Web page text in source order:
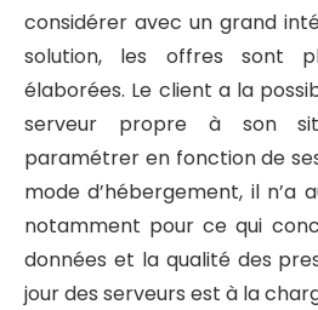
considérer avec un grand
solution, les offres sont
élaborées. Le client a la
serveur propre à son
paramétrer en fonction de
mode d’hébergement, il n’a
notamment pour ce qui
données et la qualité des
jour des serveurs est à la